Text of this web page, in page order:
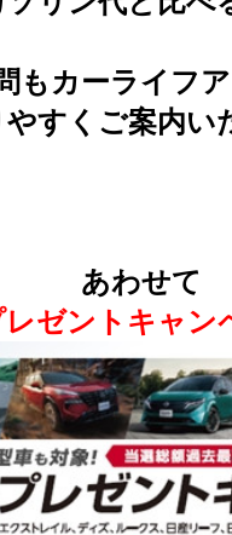
もカーライフ
やすくご案内い
あわせて
レゼントキャン